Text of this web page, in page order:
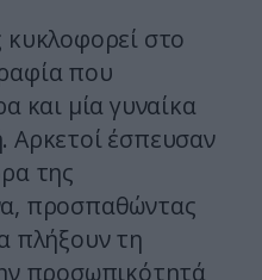
κυκλοφορεί στο
που
και μία γυναίκα
Αρκετοί έσπευσαν
της
προσπαθώντας
πλήξουν τη
προσωπικότητά